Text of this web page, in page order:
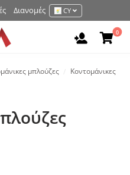
Διανομές CY
0
μπλούζες
Κοντομάνικες